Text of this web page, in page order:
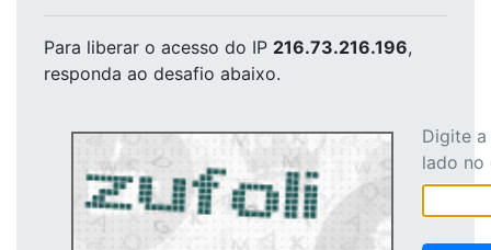
Para liberar o acesso do IP 216.73.216.196,
responda ao desafio abaixo.
Digite
lado no